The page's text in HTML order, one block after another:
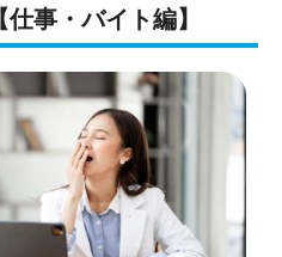
事・バイト編】